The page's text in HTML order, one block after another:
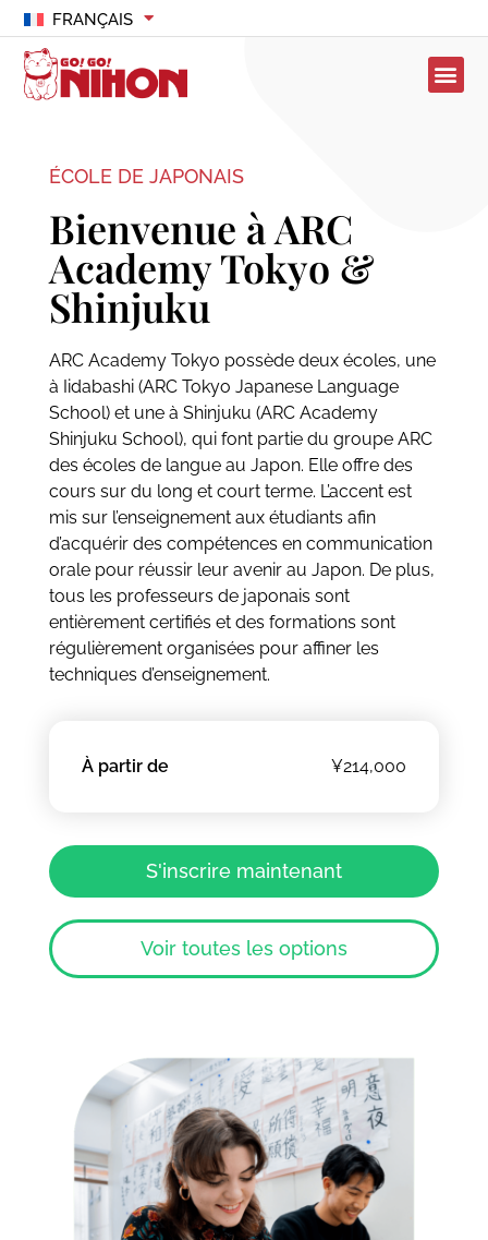
FRANÇAIS
ÉCOLE DE JAPONAIS
Bienvenue à ARC
Academy Tokyo &
Shinjuku
ARC Academy Tokyo possède deux écoles, une
à Iidabashi (ARC Tokyo Japanese Language
School) et une à Shinjuku (ARC Academy
Shinjuku School), qui font partie du groupe ARC
des écoles de langue au Japon. Elle offre des
cours sur du long et court terme. L’accent est
mis sur l’enseignement aux étudiants afin
d’acquérir des compétences en communication
orale pour réussir leur avenir au Japon. De plus,
tous les professeurs de japonais sont
entièrement certifiés et des formations sont
régulièrement organisées pour affiner les
techniques d’enseignement.
À partir de ¥214,000
S'inscrire maintenant
Voir toutes les options